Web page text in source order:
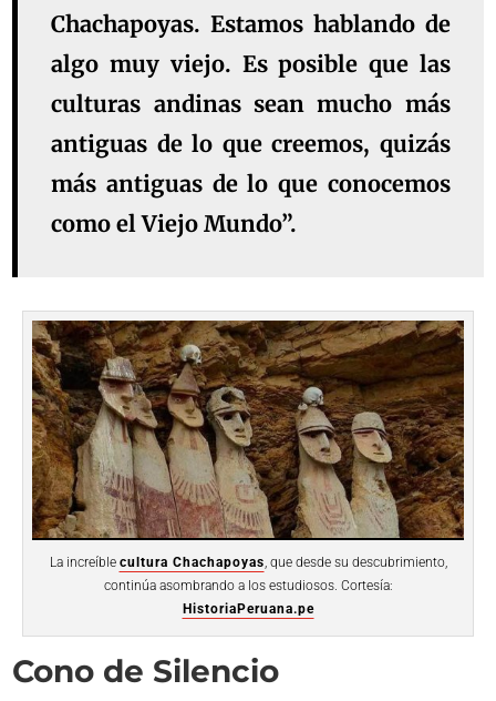
Chachapoyas. Estamos hablando de
algo muy viejo. Es posible que las
culturas andinas sean mucho más
antiguas de lo que creemos, quizás
más antiguas de lo que conocemos
como el Viejo Mundo”.
La increíble cultura Chachapoyas, que desde su descubrimiento,
continúa asombrando a los estudiosos. Cortesía:
HistoriaPeruana.pe
Cono de Silencio